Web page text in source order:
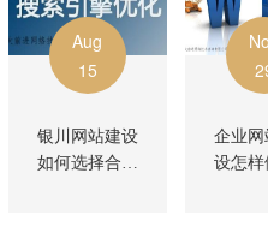
Aug
15
银川网站建设
如何选择合适
企业网
设怎样